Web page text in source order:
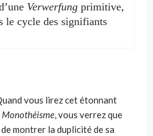
Verwerfung primitive,
le cycle des signifiants
vous lirez cet étonnant
Monothéisme, vous verrez que
de montrer la duplicité de sa